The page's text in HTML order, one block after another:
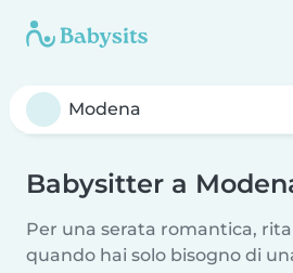
Babysitter a
Per una serata romantica,
quando hai solo bisogno di